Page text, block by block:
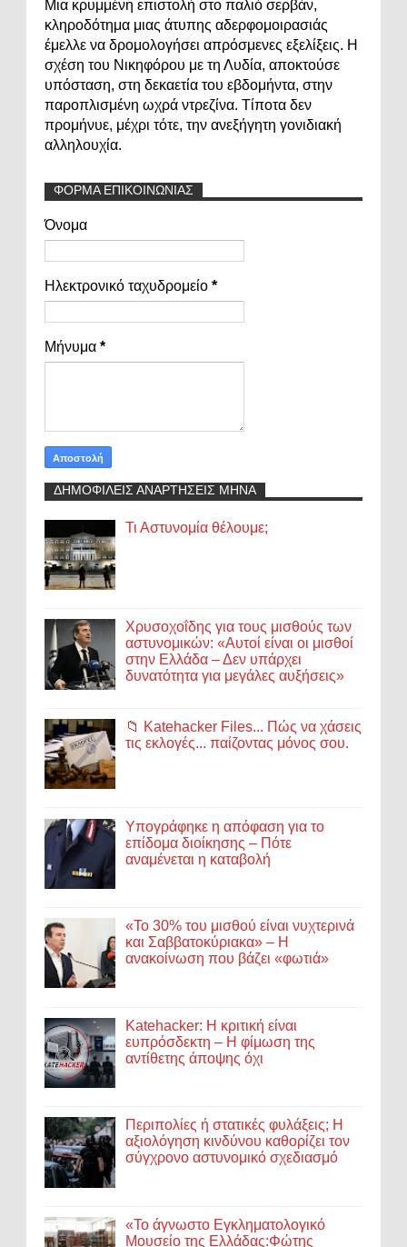
Μια κρυμμένη επιστολή στο παλιό σερβάν,
κληροδότημα μιας άτυπης αδερφομοιρασιάς
έμελλε να δρομολογήσει απρόσμενες εξελίξεις. Η
σχέση του Νικηφόρου με τη Λυδία, αποκτούσε
υπόσταση, στη δεκαετία του εβδομήντα, στην
παροπλισμένη ωχρά ντρεζίνα. Τίποτα δεν
προμήνυε, μέχρι τότε, την ανεξήγητη γονιδιακή
αλληλουχία.
ΦΟΡΜΑ ΕΠΙΚΟΙΝΩΝΙΑΣ
Όνομα
Ηλεκτρονικό ταχυδρομείο *
Μήνυμα *
ΔΗΜΟΦΙΛΕΙΣ ΑΝΑΡΤΗΣΕΙΣ ΜΗΝΑ
Τι Αστυνομία θέλουμε;
Χρυσοχοΐδης για τους μισθούς των
αστυνομικών: «Αυτοί είναι οι μισθοί
στην Ελλάδα – Δεν υπάρχει
δυνατότητα για μεγάλες αυξήσεις»
📁 Katehacker Files... Πώς να χάσεις
τις εκλογές... παίζοντας μόνος σου.
Υπογράφηκε η απόφαση για το
επίδομα διοίκησης – Πότε
αναμένεται η καταβολή
«Το 30% του μισθού είναι νυχτερινά
και Σαββατοκύριακα» – Η
ανακοίνωση που βάζει «φωτιά»
Katehacker: Η κριτική είναι
ευπρόσδεκτη – Η φίμωση της
αντίθετης άποψης όχι
Περιπολίες ή στατικές φυλάξεις; Η
αξιολόγηση κινδύνου καθορίζει τον
σύγχρονο αστυνομικό σχεδιασμό
«Το άγνωστο Εγκληματολογικό
Μουσείο της Ελλάδας:Φώτης